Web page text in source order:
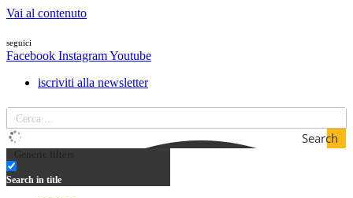
Vai al contenuto
seguici
Facebook InstagramYoutube
iscriviti alla newsletter
Search
Generic filters
Search in title